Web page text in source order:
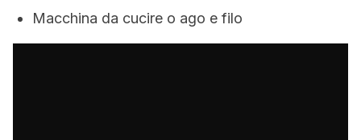
Macchina da cucire o ago e filo